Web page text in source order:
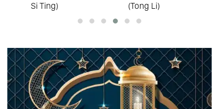
Si Ting)
(Tong Li)